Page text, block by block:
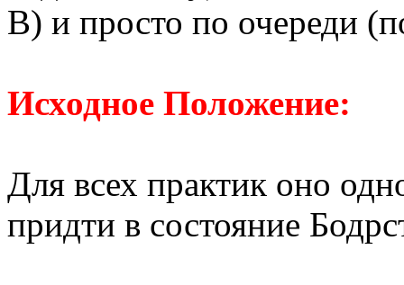
В) и просто по очереди
Исходное Положение:
Для всех практик оно
придти в состояние